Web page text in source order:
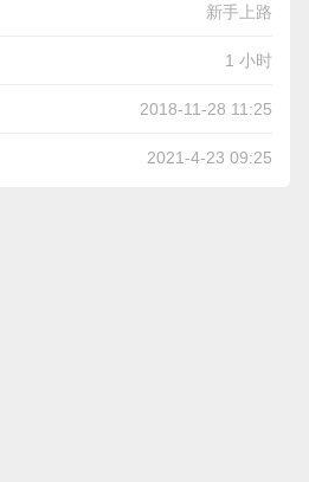
新手上路
1 小时
2018-11-28 11:25
2021-4-23 09:25